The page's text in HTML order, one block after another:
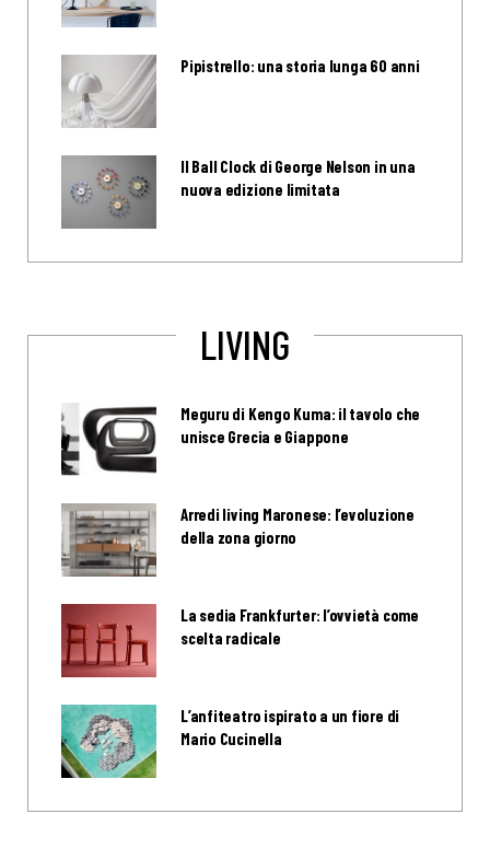
Pipistrello: una storia lunga 60 anni
Il Ball Clock di George Nelson in una
nuova edizione limitata
LIVING
Meguru di Kengo Kuma: il tavolo che
unisce Grecia e Giappone
Arredi living Maronese: l’evoluzione
della zona giorno
La sedia Frankfurter: l’ovvietà come
scelta radicale
L’anfiteatro ispirato a un fiore di
Mario Cucinella